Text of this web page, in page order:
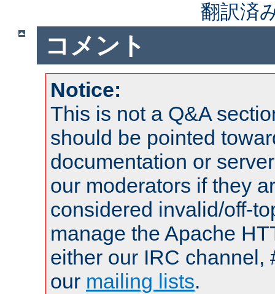
翻訳済
コメント
Notice:
This is not a Q&A
should be pointed
documentation or
our moderators if they
considered invalid/off-
manage the Apache
either our IRC channel,
our mailing lists.